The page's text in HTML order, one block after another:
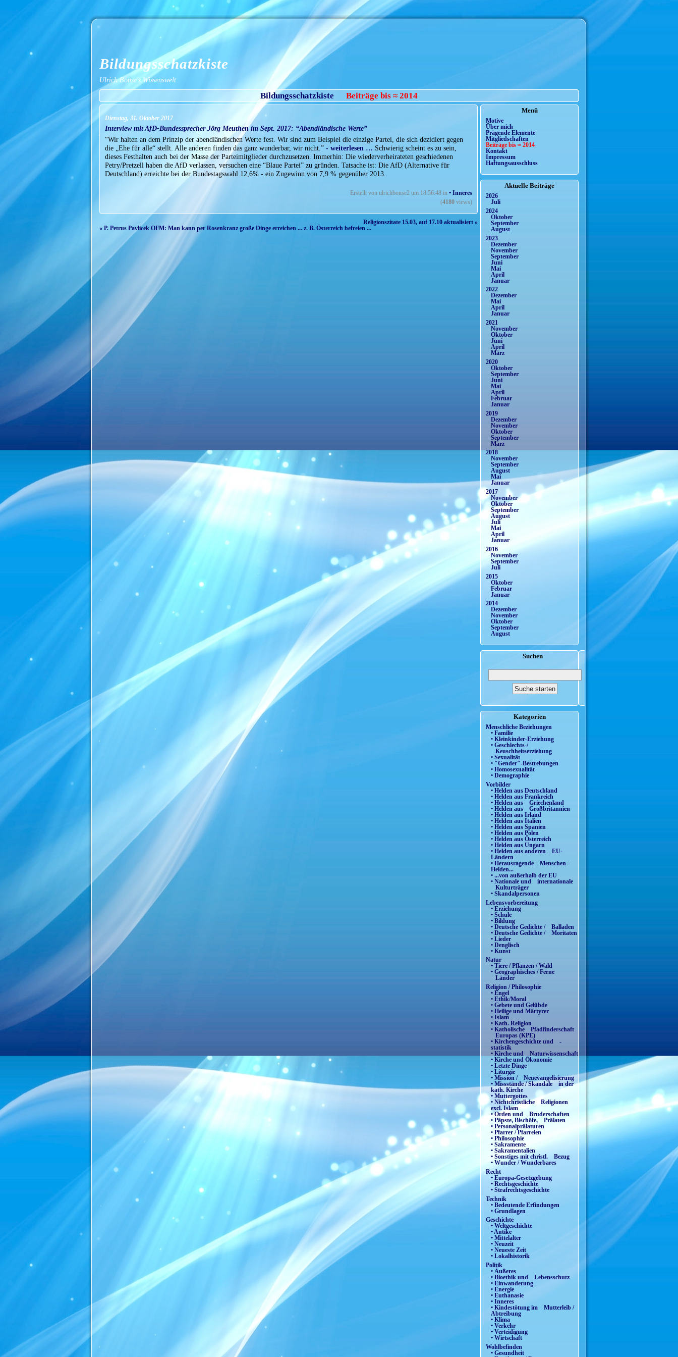
Bildungsschatzkiste
Ulrich Bonse's Wissenswelt
Bildungsschatzkiste Beiträge bis ≈ 2014
Dienstag, 31. Oktober 2017
Interview mit AfD-Bundessprecher Jörg Meuthen im Sept. 2017: “Abendländische Werte”
“Wir halten an dem Prinzip der abendländischen Werte fest. Wir sind zum Beispiel die einzige Partei, die sich dezidiert gegen
die „Ehe für alle“ stellt. Alle anderen finden das ganz wunderbar, wir nicht.” - weiterlesen … Schwierig scheint es zu sein,
dieses Festhalten auch bei der Masse der Parteimitglieder durchzusetzen. Immerhin: Die wiederverheirateten geschiedenen
Petry/Pretzell haben die AfD verlassen, versuchen eine “Blaue Partei” zu gründen. Tatsache ist: Die AfD (Alternative für
Deutschland) erreichte bei der Bundestagswahl 12,6% - ein Zugewinn von 7,9 % gegenüber 2013.
Erstellt von ulrichbonse2 um 18:56:48 in • Inneres
(4180 views)
Religionszitate 15.03, auf 17.10 aktualisiert »
« P. Petrus Pavlicek OFM: Man kann per Rosenkranz große Dinge erreichen ... z. B. Österreich befreien ...
Menü
Motive
Über mich
Prägende Elemente
Mitgliedschaften
Beiträge bis ≈ 2014
Kontakt
Impressum
Haftungsausschluss
Aktuelle Beiträge
2026
Juli
2024
Oktober
September
August
2023
Dezember
November
September
Juni
Mai
April
Januar
2022
Dezember
Mai
April
Januar
2021
November
Oktober
Juni
April
März
2020
Oktober
September
Juni
Mai
April
Februar
Januar
2019
Dezember
November
Oktober
September
März
2018
November
September
August
Mai
Januar
2017
November
Oktober
September
August
Juli
Mai
April
Januar
2016
November
September
Juli
2015
Oktober
Februar
Januar
2014
Dezember
November
Oktober
September
August
Suchen
Kategorien
Menschliche Beziehungen
• Familie
• Kleinkinder-Erziehung
• Geschlechts-/
Keuschheitserziehung
• Sexualität
• "Gender"-Bestrebungen
• Homosexualität
• Demographie
Vorbilder
• Helden aus Deutschland
• Helden aus Frankreich
• Helden aus Griechenland
• Helden aus Großbritannien
• Helden aus Irland
• Helden aus Italien
• Helden aus Spanien
• Helden aus Polen
• Helden aus Österreich
• Helden aus Ungarn
• Helden aus anderen EU-
Ländern
• Herausragende Menschen -
Helden...
• ...von außerhalb der EU
• Nationale und internationale
Kulturträger
• Skandalpersonen
Lebensvorbereitung
• Erziehung
• Schule
• Bildung
• Deutsche Gedichte / Balladen
• Deutsche Gedichte / Moritaten
• Lieder
• Denglisch
• Kunst
Natur
• Tiere / Pflanzen / Wald
• Geographisches / Ferne
Länder
Religion / Philosophie
• Engel
• Ethik/Moral
• Gebete und Gelübde
• Heilige und Märtyrer
• Islam
• Kath. Religion
• Katholische Pfadfinderschaft
Europas (KPE)
• Kirchengeschichte und -
statistik
• Kirche und Naturwissenschaft
• Kirche und Ökonomie
• Letzte Dinge
• Liturgie
• Mission / Neuevangelisierung
• Missstände / Skandale in der
kath. Kirche
• Muttergottes
• Nichtchristliche Religionen
excl. Islam
• Orden und Bruderschaften
• Päpste, Bischöfe, Prälaten
• Personalprälaturen
• Pfarrer / Pfarreien
• Philosophie
• Sakramente
• Sakramentalien
• Sonstiges mit christl. Bezug
• Wunder / Wunderbares
Recht
• Europa-Gesetzgebung
• Rechtsgeschichte
• Strafrechtsgeschichte
Technik
• Bedeutende Erfindungen
• Grundlagen
Geschichte
• Weltgeschichte
• Antike
• Mittelalter
• Neuzeit
• Neueste Zeit
• Lokalhistorik
Politik
• Äußeres
• Bioethik und Lebensschutz
• Einwanderung
• Energie
• Euthanasie
• Inneres
• Kindestötung im Mutterleib /
Abtreibung
• Klima
• Verkehr
• Verteidigung
• Wirtschaft
Wohlbefinden
• Gesundheit